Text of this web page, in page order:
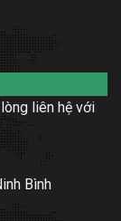
liên hệ với
Bình